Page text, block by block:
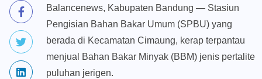
Balancenews, Kabupaten Bandung — Stasiun
Pengisian Bahan Bakar Umum (SPBU) yang
berada di Kecamatan Cimaung, kerap terpantau
menjual Bahan Bakar Minyak (BBM) jenis pertalite
puluhan jerigen.